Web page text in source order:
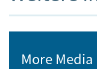
More Media